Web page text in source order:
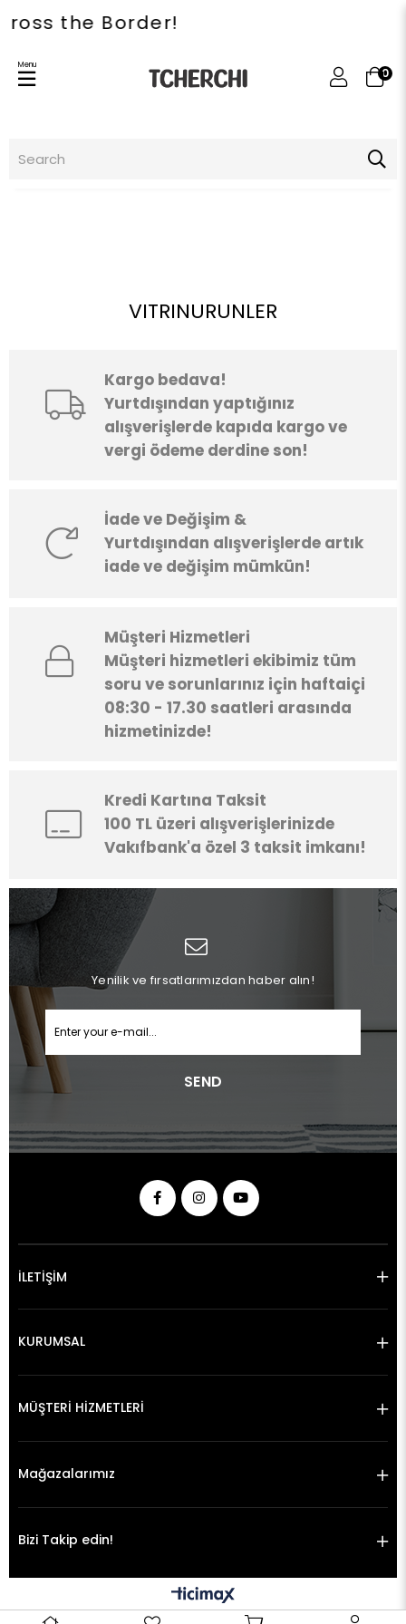
the Border!
0
Menu
VITRINURUNLER
Kargo bedava!
Yurtdışından yaptığınız
alışverişlerde kapıda kargo ve
vergi ödeme derdine son!
İade ve Değişim &
Yurtdışından alışverişlerde artık
iade ve değişim mümkün!
Müşteri Hizmetleri
Müşteri hizmetleri ekibimiz tüm
soru ve sorunlarınız için haftaiçi
08:30 - 17.30 saatleri arasında
hizmetinizde!
Kredi Kartına Taksit
100 TL üzeri alışverişlerinizde
Vakıfbank'a özel 3 taksit imkanı!
Yenilik ve fırsatlarımızdan haber alın!
SEND
İLETİŞİM
KURUMSAL
MÜŞTERİ HİZMETLERİ
Mağazalarımız
Bizi Takip edin!